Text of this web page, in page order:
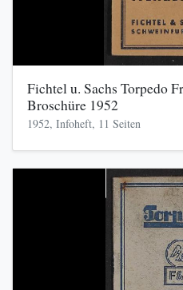
Fichtel u. Sachs Torpedo
Broschüre 1952
1952, Infoheft, 11 Seiten